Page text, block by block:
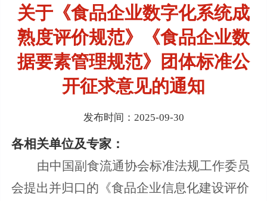
关于《食品企业数字化系统成
熟度评价规范》《食品企业数
据要素管理规范》团体标准公
开征求意见的通知
发布时间：2025-09-30
各相关单位及专家 ：
由中国副食流通协会标准法规工作委员
会提出并归口的 《食品企业信息化建设评价